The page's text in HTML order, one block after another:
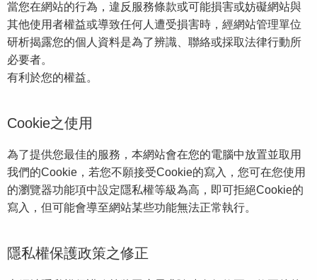
當您在網站的行為，違反服務條款或可能損害或妨礙網站與
其他使用者權益或導致任何人遭受損害時，經網站管理單位
研析揭露您的個人資料是為了辨識、聯絡或採取法律行動所
必要者。
有利於您的權益。
Cookie之使用
為了提供您最佳的服務，本網站會在您的電腦中放置並取用
我們的Cookie，若您不願接受Cookie的寫入，您可在您使用
的瀏覽器功能項中設定隱私權等級為高，即可拒絕Cookie的
寫入，但可能會導至網站某些功能無法正常執行。
隱私權保護政策之修正